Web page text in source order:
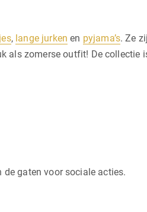
, lange jurken en pyjama’s. Ze
als zomerse outfit! De collectie
gaten voor sociale acties.